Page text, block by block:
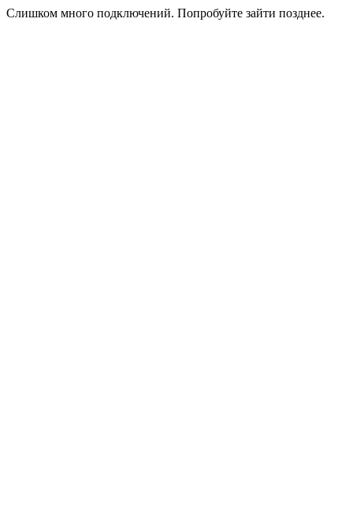
Слишком много подключений. Попробуйте зайти позднее.